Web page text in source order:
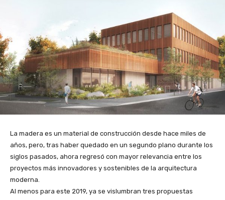
La madera es un material de construcción desde hace miles de
años, pero, tras haber quedado en un segundo plano durante los
siglos pasados, ahora regresó con mayor relevancia entre los
proyectos más innovadores y sostenibles de la arquitectura
moderna.
Al menos para este 2019, ya se vislumbran tres propuestas